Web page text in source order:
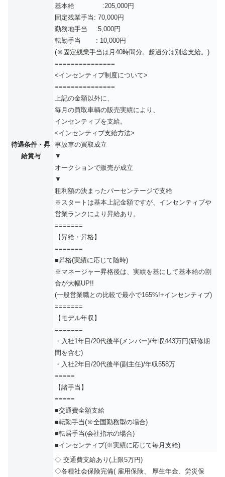
待遇条件・昇
給賞与
基本給 :205,000円
固定残業手当: 70,000円
勤務地手当 :5,000円
転勤手当 : 10,000円
(※固定残業手当は月40時間分。超過分は別途支給。)
===============
<インセンティブ制度について>
===============
上記の金額以外に、
毎月の買取車輌の販売実績により、
インセンティブを支給。
<インセンティブ支給方法>
事故車の買取成立
▼
オークションで販売が成立
▼
粗利額の決まったパーセンテージで支給
※スタートは基本上記金額ですが、インセンティブや
営業ランクにより昇給あり。
=======
【昇給・昇格】
=======
■昇格(実績に応じて随時)
※マネージャー昇格後は、実績を基にして基本給の割
合が大幅UP!!
(一般営業職との比較で最小で165%!+インセンティブ)
=======
【モデル年収】
=======
・入社1年目/20代後半(メンバー)/年収443万円(研修期
間を含む)
・入社2年目/20代後半(副主任)/年収558万
=====
【諸手当】
=====
■交通費全額支給
■転勤手当(※全国勤務型の場合)
■転居手当(会社指示の場合)
■インセンティブ(※実績に応じて毎月支給)
◇ 交通費支給あり(上限5万円)
◇各種社会保険完備( 雇用保険、 厚生年金、労災保